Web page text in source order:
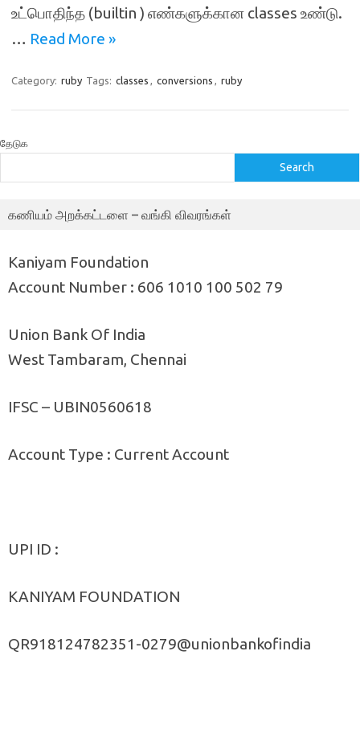
உட்பொதிந்த (builtin ) எண்களுக்கான classes உண்டு.
… Read More »
Category: ruby Tags: classes , conversions , ruby
தேடுக
Search
கணியம் அறக்கட்டளை – வங்கி விவரங்கள்
Kaniyam Foundation
Account Number : 606 1010 100 502 79
Union Bank Of India
West Tambaram, Chennai
IFSC – UBIN0560618
Account Type : Current Account
UPI ID :
KANIYAM FOUNDATION
QR918124782351-0279@unionbankofindia